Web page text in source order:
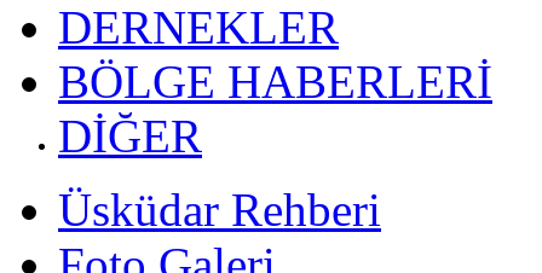
DERNEKLER
BÖLGE HABERLERİ
DİĞER
Üsküdar Rehberi